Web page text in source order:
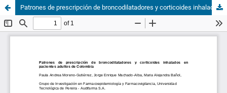
Patrones de prescripción de broncodilatadores y corticoides inhalados en pacientes adultos de Colombia